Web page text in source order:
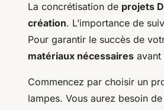
La concrétisation de projets
création. L’importance de
Pour garantir le succès de
matériaux nécessaires avant
Commencez par choisir un
lampes. Vous aurez besoin